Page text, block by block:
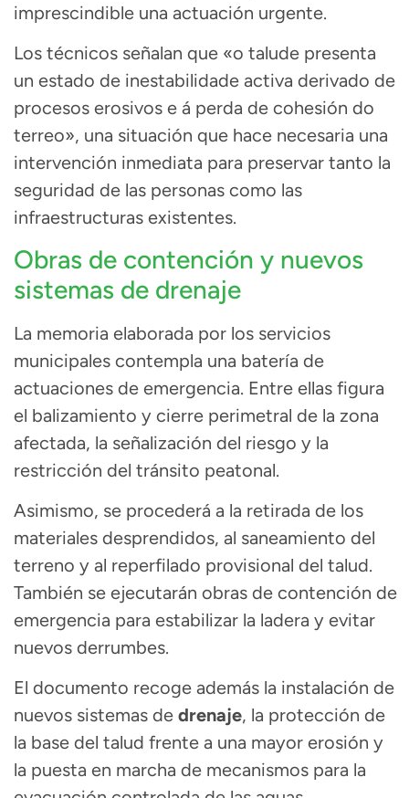
imprescindible una actuación urgente.
Los técnicos señalan que «o talude presenta
un estado de inestabilidade activa derivado de
procesos erosivos e á perda de cohesión do
terreo», una situación que hace necesaria una
intervención inmediata para preservar tanto la
seguridad de las personas como las
infraestructuras existentes.
Obras de contención y nuevos
sistemas de drenaje
La memoria elaborada por los servicios
municipales contempla una batería de
actuaciones de emergencia. Entre ellas figura
el balizamiento y cierre perimetral de la zona
afectada, la señalización del riesgo y la
restricción del tránsito peatonal.
Asimismo, se procederá a la retirada de los
materiales desprendidos, al saneamiento del
terreno y al reperfilado provisional del talud.
También se ejecutarán obras de contención de
emergencia para estabilizar la ladera y evitar
nuevos derrumbes.
El documento recoge además la instalación de
nuevos sistemas de drenaje, la protección de
la base del talud frente a una mayor erosión y
la puesta en marcha de mecanismos para la